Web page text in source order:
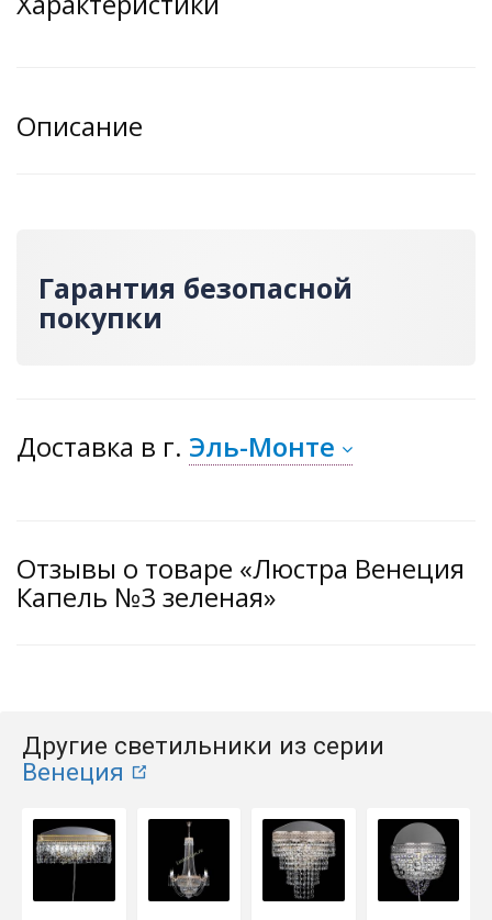
Описание
Гарантия безопасной
покупки
Доставка в г. Эль-Монте
Отзывы о товаре «Люстра Венеция
Капель №3 зеленая»
Другие светильники из серии
Венеция